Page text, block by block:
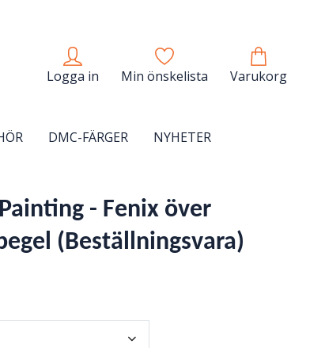
Logga in Min önskelista Varukorg
DMC-FÄRGER
NYHETER
- Fenix över
(Beställningsvara)